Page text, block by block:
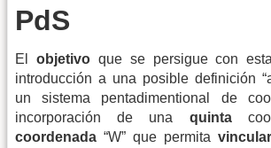
PdS
El objetivoque se persigue con
introducción a una posible definición
un sistema pentadimentional de
incorporación de una quinta
coordenada “W” que permita vincular